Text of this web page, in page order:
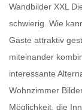
Wandbilder XXL
schwierig. Wie
Gäste attraktiv
miteinander
interessante
Wohnzimmer
Möglichkeit, die